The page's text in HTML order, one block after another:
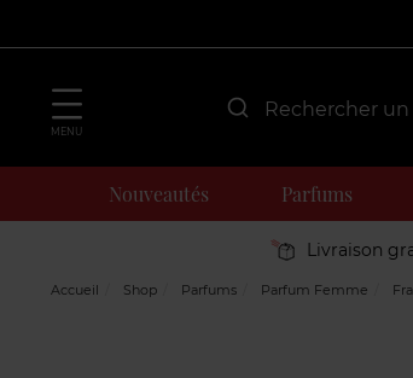
MENU
Nouveautés Parfums
Livraison
Accueil Shop Parfums Parfum Femme